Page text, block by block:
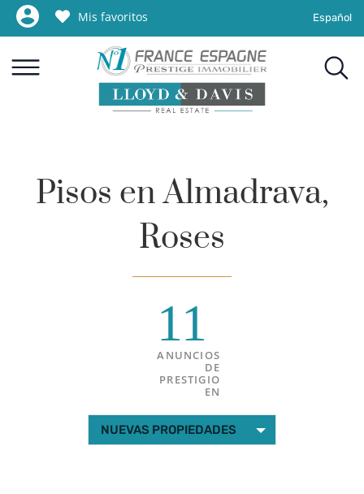
Mis favoritos Español
Pisos en Almadrava,
Roses
11
ANUNCIOS
DE
PRESTIGIO
EN
NUEVAS PROPIEDADES